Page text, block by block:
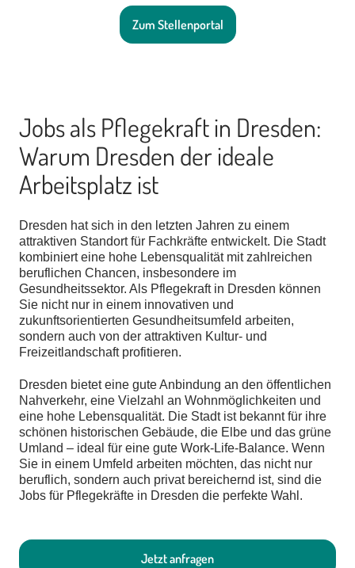
Zum Stellenportal
Jobs als Pflegekraft in Dresden:
Warum Dresden der ideale
Arbeitsplatz ist
Dresden hat sich in den letzten Jahren zu einem
attraktiven Standort für Fachkräfte entwickelt. Die Stadt
kombiniert eine hohe Lebensqualität mit zahlreichen
beruflichen Chancen, insbesondere im
Gesundheitssektor. Als Pflegekraft in Dresden können
Sie nicht nur in einem innovativen und
zukunftsorientierten Gesundheitsumfeld arbeiten,
sondern auch von der attraktiven Kultur- und
Freizeitlandschaft profitieren.
Dresden bietet eine gute Anbindung an den öffentlichen
Nahverkehr, eine Vielzahl an Wohnmöglichkeiten und
eine hohe Lebensqualität. Die Stadt ist bekannt für ihre
schönen historischen Gebäude, die Elbe und das grüne
Umland – ideal für eine gute Work-Life-Balance. Wenn
Sie in einem Umfeld arbeiten möchten, das nicht nur
beruflich, sondern auch privat bereichernd ist, sind die
Jobs für Pflegekräfte in Dresden die perfekte Wahl.
Jetzt anfragen